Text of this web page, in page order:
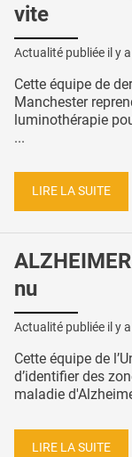
vite
Actualité publiée il y a
Cette équipe de
Manchester
luminothérapie
...
LIRE LA SUITE
nu
Actualité publiée il y a
Cette équipe de
d’identifier des
maladie
LIRE LA SUITE